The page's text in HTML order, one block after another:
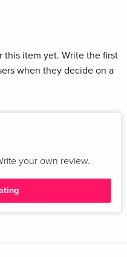
this item yet. Write the first
when they decide on a
your own review.